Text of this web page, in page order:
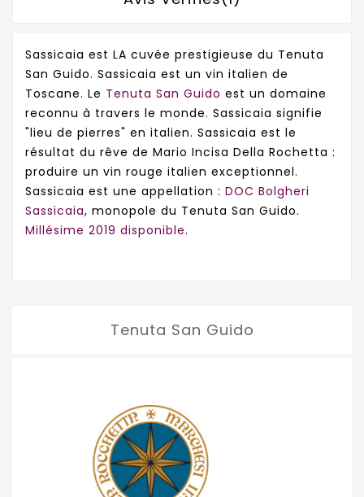
Sassicaia est LA cuvée prestigieuse du Tenuta
San Guido. Sassicaia est un vin italien de
Toscane. Le Tenuta San Guido est un domaine
reconnu à travers le monde. Sassicaia signifie
"lieu de pierres" en italien. Sassicaia est le
résultat du rêve de Mario Incisa Della Rochetta :
produire un vin rouge italien exceptionnel.
Sassicaia est une appellation : DOC Bolgheri
Sassicaia, monopole du Tenuta San Guido.
Millésime 2019 disponible.
Tenuta San Guido